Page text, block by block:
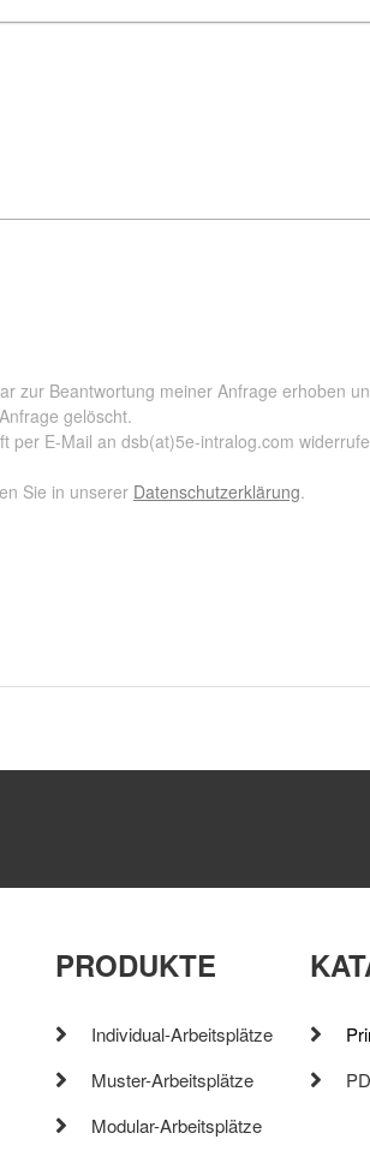
zur Beantwortung meiner Anfrage erhoben
gelöscht.
per E-Mail an dsb(at)5e-intralog.com
Sie in unserer Datenschutzerklärung.
PRODUKTE
Individual-Arbeitsplätze
Muster-Arbeitsplätze
Modular-Arbeitsplätze